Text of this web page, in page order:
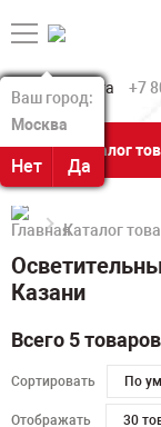
Ваш город:
Москва
Нет Да
Ваш город:
Москва
Нет Да
+7
Каталог
Каталог
Казани
Всего 5
Сортировать По
Отображать 30